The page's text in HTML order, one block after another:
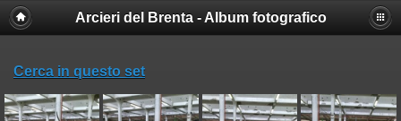
Arcieri del Brenta - Album fotografico
Cerca in questo set